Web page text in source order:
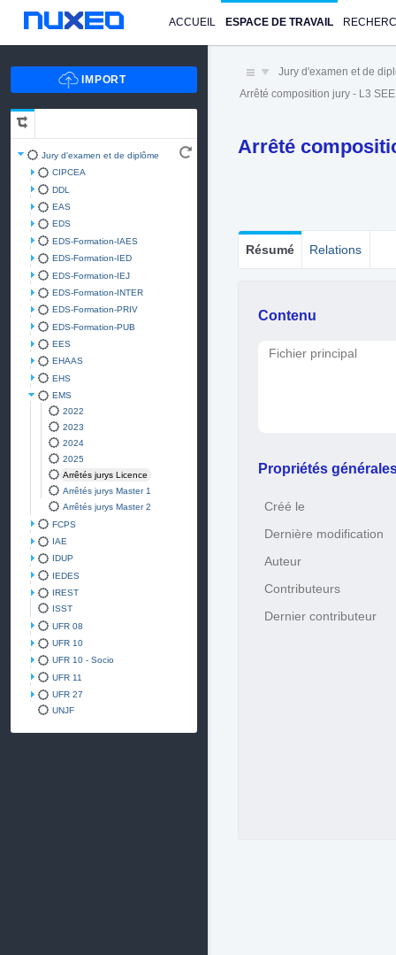
ACCUEIL ESPACE DE TRAVAIL
Jury d'examen et de diplôme
CIPCEA
DDL
EAS
EDS
EDS-Formation-IAES
EDS-Formation-IED
EDS-Formation-IEJ
EDS-Formation-INTER
EDS-Formation-PRIV
EDS-Formation-PUB
EES
EHAAS
EHS
EMS
2022
2023
2024
2025
Arrêtés jurys Licence
Arrêtés jurys Master 1
Arrêtés jurys Master 2
FCPS
IAE
IDUP
IEDES
IREST
ISST
UFR 08
UFR 10
UFR 10 - Socio
UFR 11
UFR 27
UNJF
Jury d'examen et de
Arrêté composition jury - L3
Arrêté
Résumé Relations
Contenu
Fichier principal
Propriétés
Créé le
Dernière modification
Auteur
Contributeurs
Dernier contributeur